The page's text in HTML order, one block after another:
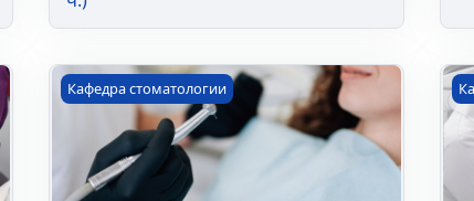
у детей" (36 ч.)
ПК "Пародонтология в ежедневной
Кафедра стоматологии